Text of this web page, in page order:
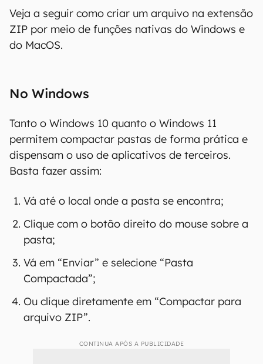
Veja a seguir como criar um arquivo na extensão
ZIP por meio de funções nativas do Windows e
do MacOS.
No Windows
Tanto o Windows 10 quanto o Windows 11
permitem compactar pastas de forma prática e
dispensam o uso de aplicativos de terceiros.
Basta fazer assim:
Vá até o local onde a pasta se encontra;
Clique com o botão direito do mouse sobre a
pasta;
Vá em “Enviar” e selecione “Pasta
Compactada”;
Ou clique diretamente em “Compactar para
arquivo ZIP”.
CONTINUA APÓS A PUBLICIDADE